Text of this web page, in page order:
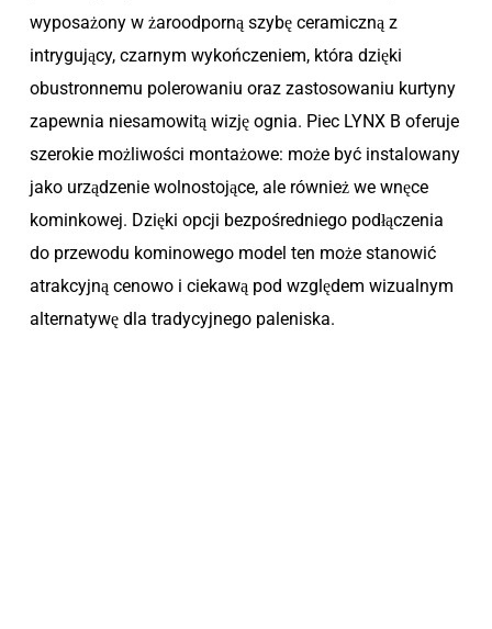
wyposażony w żaroodporną szybę ceramiczną z
intrygujący, czarnym wykończeniem, która dzięki
obustronnemu polerowaniu oraz zastosowaniu kurtyny
zapewnia niesamowitą wizję ognia. Piec LYNX B oferuje
szerokie możliwości montażowe: może być instalowany
jako urządzenie wolnostojące, ale również we wnęce
kominkowej. Dzięki opcji bezpośredniego podłączenia
do przewodu kominowego model ten może stanowić
atrakcyjną cenowo i ciekawą pod względem wizualnym
alternatywę dla tradycyjnego paleniska.